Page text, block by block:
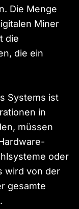
Die Menge
Miner
die
die ein
Systems ist
in
müssen
oder
wird von der
gesamte